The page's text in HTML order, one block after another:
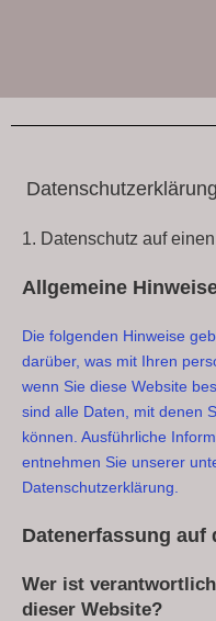
Datenschutz­erklärung
1. Datenschutz auf
Allgemeine
Die folgenden Hinweise
darüber, was mit Ihren
wenn Sie diese Website
sind alle Daten, mit denen
können. Ausführliche
entnehmen Sie unserer
Datenschutzerklärung.
Datenerfassung auf
Wer ist
dieser Website?